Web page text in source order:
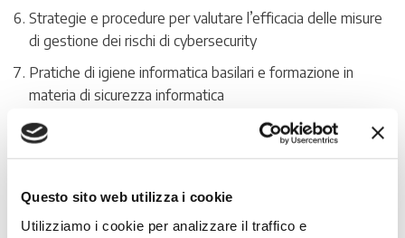
Questo sito web utilizza i cookie
Utilizziamo i cookie per analizzare il traffico e
Strategie e procedure per valutare l’efficacia delle misure
di gestione dei rischi di cybersecurity
Pratiche di igiene informatica basilari e formazione in
materia di sicurezza informatica
Procedure relativa all’uso della crittografia e, se
necessario, della cifratura
strategie e politiche di controllo degli accessi (log
management) e gestione degli asset